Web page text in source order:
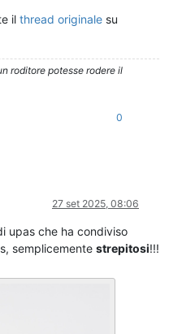
il thread originale su
roditore potesse rodere il
0
27 set 2025, 08:06
upas che ha condiviso
semplicemente strepitosi!!!